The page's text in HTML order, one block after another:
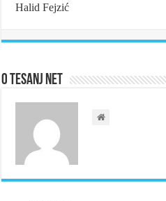
Halid Fejzić
O Tesanj Net